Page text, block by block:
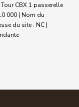
CBX 1 passerelle
000 | Nom du
du site : NC |